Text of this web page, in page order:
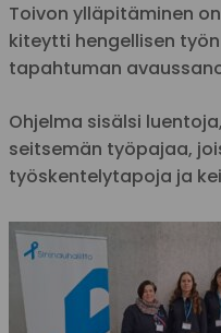
Toivon ylläpitäminen
kiteytti hengellisen
tapahtuman
Ohjelma sisälsi
seitsemän työpajaa,
työskentelytapoja ja